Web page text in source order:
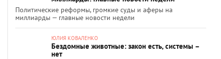
Политические реформы, громкие суды и аферы на
миллиарды — главные новости недели
ЮЛИЯ КОВАЛЕНКО
Бездомные животные: закон есть, системы –
нет